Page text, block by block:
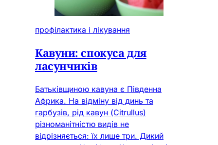
профілактика і лікування
Кавуни: спокуса для
ласунчиків
Батьківщиною кавуна є Південна
Африка. На відміну від динь та
гарбузів, рід кавун (Citrullus)
різноманітністю видів не
відрізняється: їх лише три. Дикий